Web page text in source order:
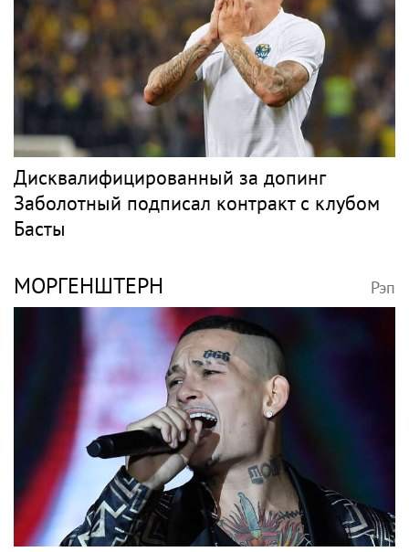
Дисквалифицированный за допинг
Заболотный подписал контракт с клубом
Басты
МОРГЕНШТЕРН Рэп